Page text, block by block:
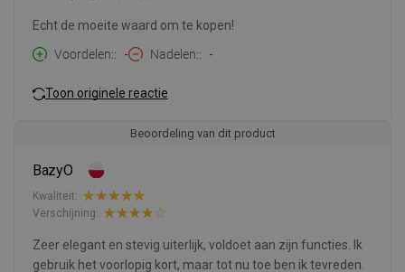
Echt de moeite waard om te kopen!
Voordelen:
- Nadelen: -
Toon originele reactie
Beoordeling van dit product
BazyO
Kwaliteit:
Verschijning:
Zeer elegant en stevig uiterlijk, voldoet aan zijn functies. Ik
gebruik het voorlopig kort, maar tot nu toe ben ik tevreden.